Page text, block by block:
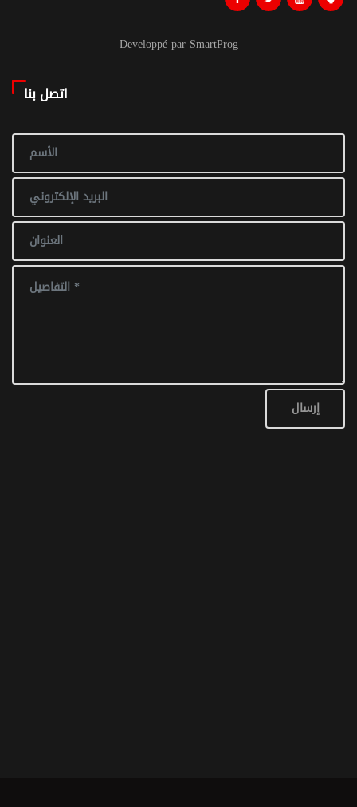
Developpé par SmartProg
اتصل بنا